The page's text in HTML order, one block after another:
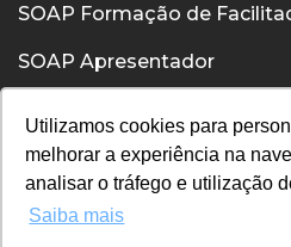
Utilizamos cookies para
melhorar a experiência na
analisar o tráfego e utilização
Saiba mais
SOAP Formação de
SOAP Apresentador
SOAP Comunicação